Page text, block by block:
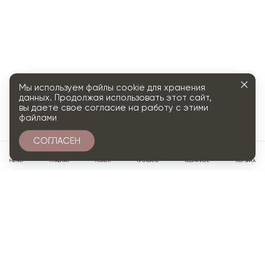
МЕНЮ ГЛАВНАЯ ПОИСК ПРОФИЛЬ ИЗБРАННОЕ КОРЗИНА
Мы используем файлы cookie для хранения
данных. Продолжая использовать этот сайт,
вы даете свое согласие на работу с этими
файлами
СОГЛАСЕН